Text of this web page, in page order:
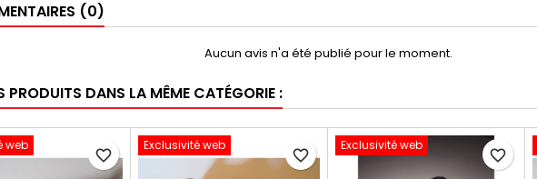
(0)
Aucun avis n'a été publié pour le moment.
PRODUITS DANS LA MÊME CATÉGORIE :
web
favorite_border
Exclusivité web
favorite_border
Exclusivité web
favorite_border